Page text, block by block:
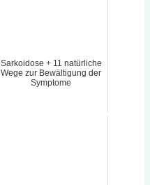
Sarkoidose + 11 natürliche
Wege zur Bewältigung der
Symptome